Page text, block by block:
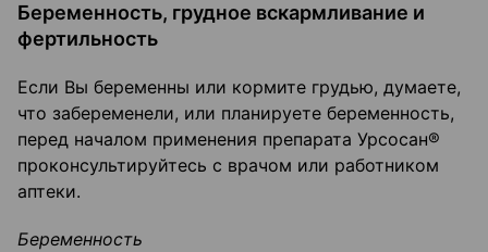
Беременность, грудное вскармливание и
фертильность
Если Вы беременны или кормите грудью, думаете,
что забеременели, или планируете беременность,
перед началом применения препарата Урсосан®
проконсультируйтесь с врачом или работником
аптеки.
Беременность